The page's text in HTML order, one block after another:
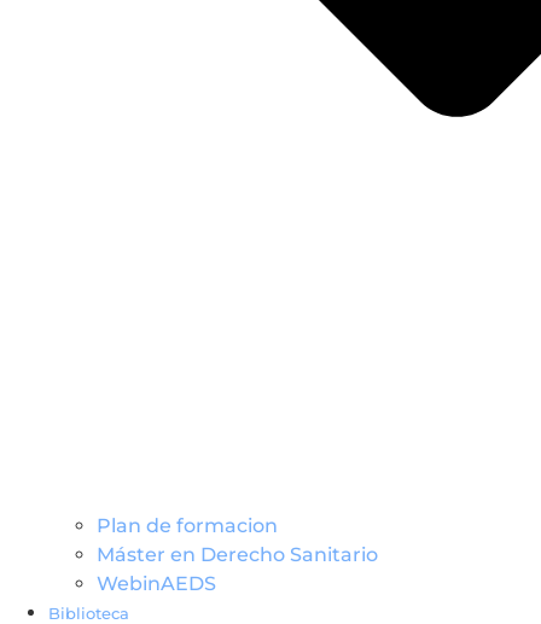
Plan de formacion
Máster en Derecho Sanitario
WebinAEDS
Biblioteca